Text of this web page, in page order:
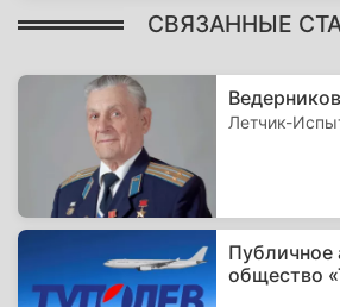
СВЯЗАННЫЕ
Летчик-
Публичное
общество